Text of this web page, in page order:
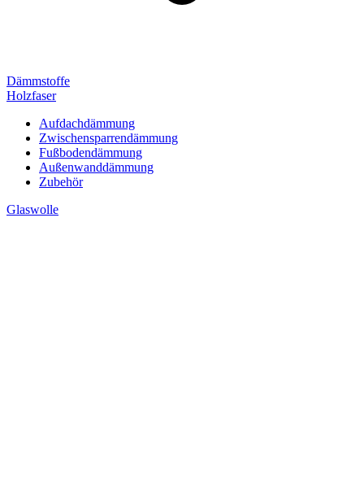
Dämmstoffe
Holzfaser
Aufdachdämmung
Zwischensparrendämmung
Fußbodendämmung
Außenwanddämmung
Zubehör
Glaswolle